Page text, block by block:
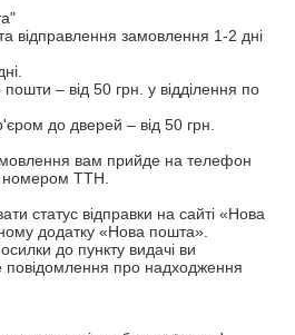
відправлення замовлення 1-2 дні
пошти – від 50 грн. у відділення по
до дверей – від 50 грн.
вам прийде на телефон
номером ТТН.
статус відправки на сайті «Нова
додатку «Нова пошта».
до пункту видачі ви
повідомлення про надходження